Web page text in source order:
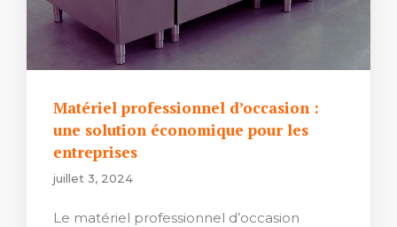
Matériel professionnel d’occasion :
une solution économique pour les
entreprises
juillet 3, 2024
Le matériel professionnel d’occasion